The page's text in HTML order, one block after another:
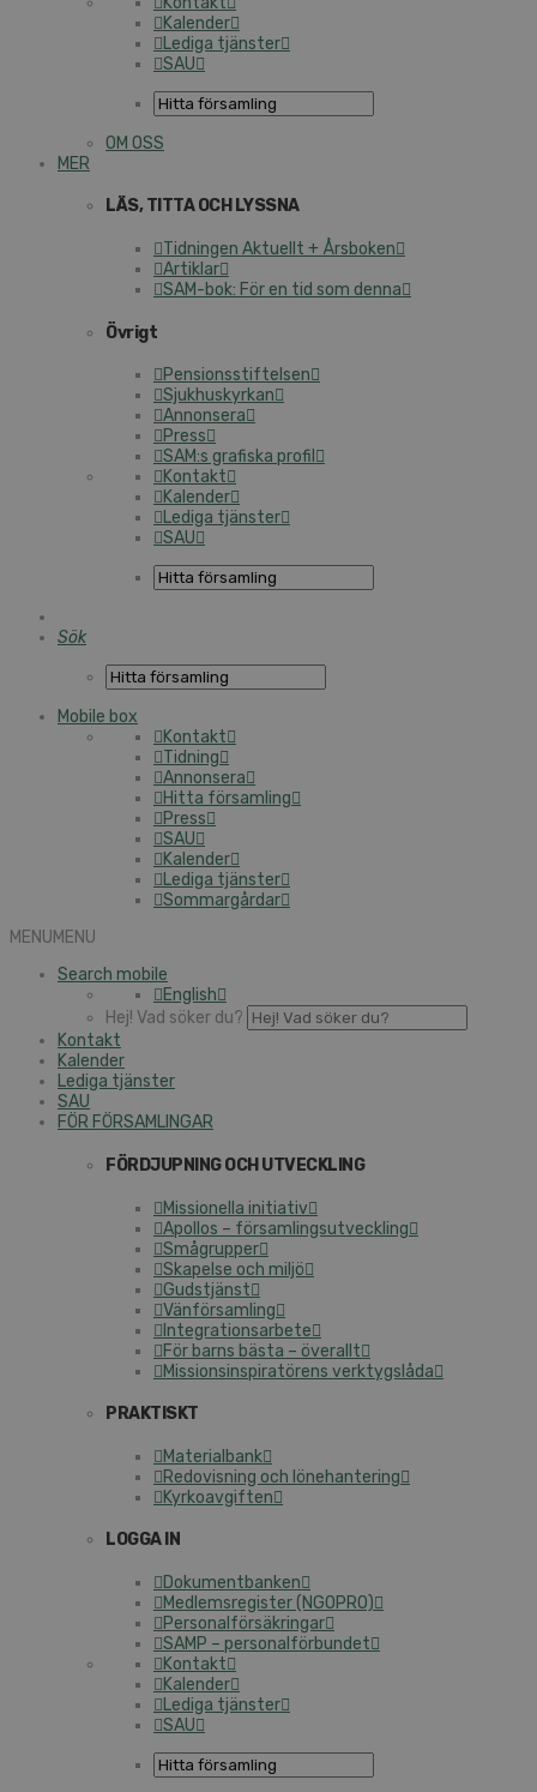
Kalender
Lediga tjänster
SAU
OM OSS
MER
LÄS, TITTA OCH LYSSNA
Tidningen Aktuellt + Årsboken
Artiklar
SAM-bok: För en tid som denna
Övrigt
Pensionsstiftelsen
Sjukhuskyrkan
Annonsera
Press
SAM:s grafiska profil
Kontakt
Kalender
Lediga tjänster
SAU
Sök
Mobile box
Kontakt
Tidning
Annonsera
Hitta församling
Press
SAU
Kalender
Lediga tjänster
Sommargårdar
MENUMENU
Search mobile
English
Hej! Vad söker du?
Kontakt
Kalender
Lediga tjänster
SAU
FÖR FÖRSAMLINGAR
FÖRDJUPNING OCH UTVECKLING
Missionella initiativ
Apollos – församlingsutveckling
Smågrupper
Skapelse och miljö
Gudstjänst
Vänförsamling
Integrationsarbete
För barns bästa – överallt
Missionsinspiratörens verktygslåda
PRAKTISKT
Materialbank
Redovisning och lönehantering
Kyrkoavgiften
LOGGA IN
Dokumentbanken
Medlemsregister (NGOPRO)
Personalförsäkringar
SAMP – personalförbundet
Kontakt
Kalender
Lediga tjänster
SAU